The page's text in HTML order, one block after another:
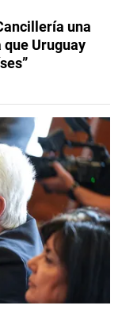
una
que Uruguay